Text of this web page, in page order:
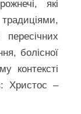
які
болісної
контексті
Христос –